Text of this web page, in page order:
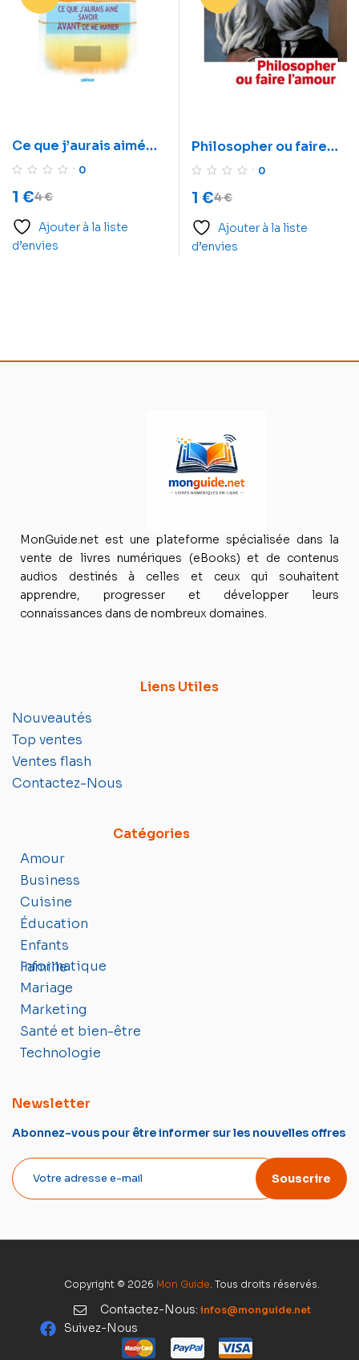
Ce que j’aurais aimé
savoir avant de me
0
4€
1 €
Ajouter à la liste
d’envies
Philosopher ou faire
l’amour
0
4€
1 €
Ajouter à la liste
d’envies
MonGuide.net est une plateforme spécialisée dans la
vente de livres numériques (eBooks) et de contenus
audios destinés à celles et ceux qui souhaitent
apprendre, progresser et développer leurs
connaissances dans de nombreux domaines.
Liens Utiles
Nouveautés
Top ventes
Ventes flash
Contactez-Nous
Catégories
Amour
Business
Cuisine
Éducation
Enfants
Famille
Informatique
Mariage
Marketing
Santé et bien-être
Technologie
Newsletter
Abonnez-vous pour être informer sur les nouvelles offres
Souscrire
Copyright © 2026 Mon Guide. Tous droits réservés.
Contactez-Nous: infos@monguide.net
Suivez-Nous